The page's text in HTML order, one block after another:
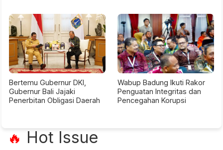
Bertemu Gubernur DKI,
Gubernur Bali Jajaki
Penerbitan Obligasi Daerah
Wabup Badung Ikuti Rakor
Penguatan Integritas dan
Pencegahan Korupsi
🔥 Hot Issue